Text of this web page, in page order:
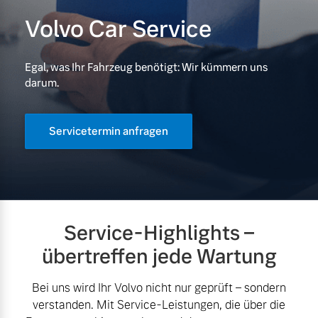
Mild-Hybrid
4 Modelle
Konnektivität
Angebot anfragen
Volvo Gebrauchtwagenbörse
Gebrauchtwagen
Volvo kauft Ihr Auto
Aktuelle Zubehörangebote
Service by Volvo
Sie erhalten bei uns eine
Vielzahl von Original
Kontakt und Anfahrt
Unsere News & Events
Volvo Car Service
Egal, was Ihr Fahrzeug benötigt: Wir kümmern uns
darum.
Servicetermin anfragen
Service-Highlights –
übertreffen jede Wartung
Bei uns wird Ihr Volvo nicht nur geprüft – sondern
verstanden. Mit Service-Leistungen, die über die